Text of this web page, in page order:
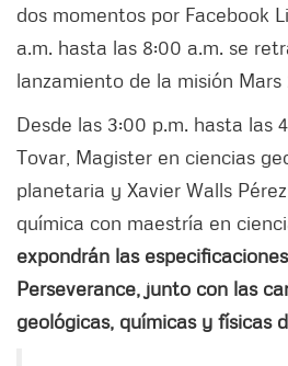
dos momentos por Facebook
a.m. hasta las 8:00 a.m. se
lanzamiento de la misión Mars
Desde las 3:00 p.m. hasta las
Tovar, Magister en ciencias
planetaria y Xavier Walls
química con maestría en
expondrán las
Perseverance, junto con las
geológicas, químicas y físicas